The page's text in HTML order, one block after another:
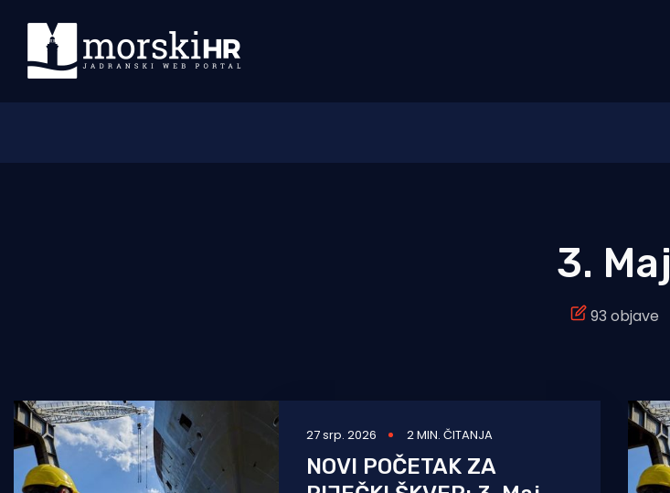
Turizam i nautika
Pomorstvo
Ribolov
3. Maj
93 objave
27 srp. 2026 2 MIN. ČITANJA
NOVI POČETAK ZA